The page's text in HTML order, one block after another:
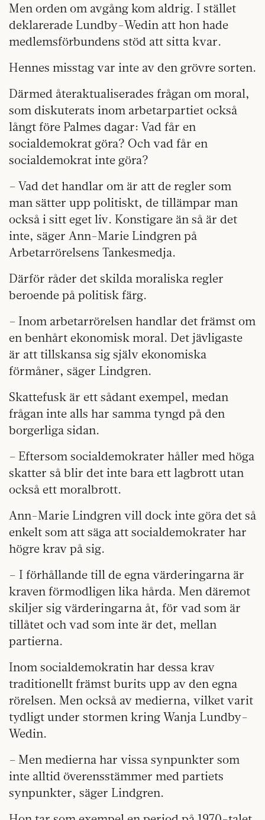
Men orden om avgång kom aldrig. I stället
deklarerade Lundby-Wedin att hon hade
medlemsförbundens stöd att sitta kvar.
Hennes misstag var inte av den grövre sorten.
Därmed återaktualiserades frågan om moral,
som diskuterats inom arbetarpartiet också
långt före Palmes dagar: Vad får en
socialdemokrat göra? Och vad får en
socialdemokrat inte göra?
– Vad det handlar om är att de regler som
man sätter upp politiskt, de tillämpar man
också i sitt eget liv. Konstigare än så är det
inte, säger Ann-Marie Lindgren på
Arbetarrörelsens Tankesmedja.
Därför råder det skilda moraliska regler
beroende på politisk färg.
– Inom arbetarrörelsen handlar det främst om
en benhårt ekonomisk moral. Det jävligaste
är att tillskansa sig själv ekonomiska
förmåner, säger Lindgren.
Skattefusk är ett sådant exempel, medan
frågan inte alls har samma tyngd på den
borgerliga sidan.
– Eftersom socialdemokrater håller med höga
skatter så blir det inte bara ett lagbrott utan
också ett moralbrott.
Ann-Marie Lindgren vill dock inte göra det så
enkelt som att säga att socialdemokrater har
högre krav på sig.
– I förhållande till de egna värderingarna är
kraven förmodligen lika hårda. Men däremot
skiljer sig värderingarna åt, för vad som är
tillåtet och vad som inte är det, mellan
partierna.
Inom socialdemokratin har dessa krav
traditionellt främst burits upp av den egna
rörelsen. Men också av medierna, vilket varit
tydligt under stormen kring Wanja Lundby-
Wedin.
– Men medierna har vissa synpunkter som
inte alltid överensstämmer med partiets
synpunkter, säger Lindgren.